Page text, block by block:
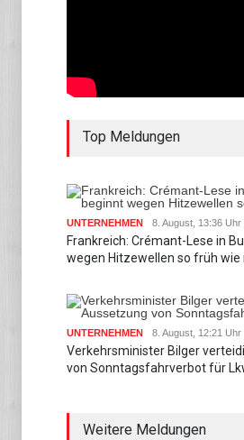
Top Meldungen
UNTERNEHMEN 8. August, 13:36 Uhr
Frankreich: Crémant-Lese in
wegen Hitzewellen so früh wie
UNTERNEHMEN 8. August, 12:21 Uhr
Verkehrsminister Bilger
von Sonntagsfahrverbot für
Weitere Meldungen